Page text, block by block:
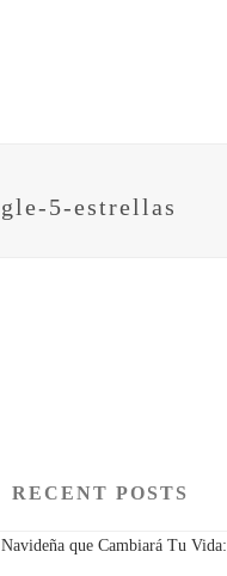
5-estrellas
RECENT POSTS